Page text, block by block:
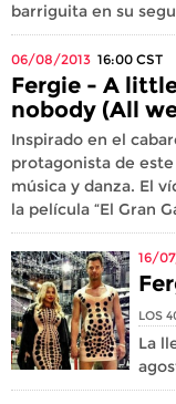
barriguita en su
06/08/2013 16:00 CST
Fergie - A
nobody (All
Inspirado en el
protagonista de
música y danza. El
la película “El Gran
16/
LOS
La